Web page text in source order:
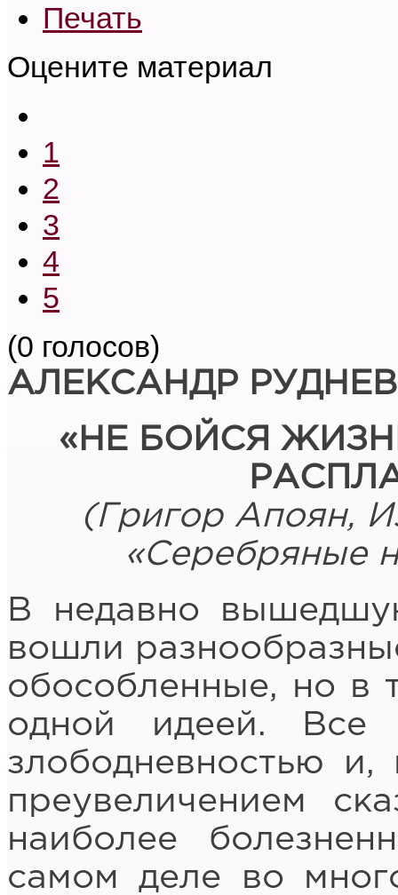
Печать
Оцените материал
1
2
3
4
5
(0 голосов)
АЛЕКСАНДР РУДНЕВ
«НЕ БОЙСЯ
(Григор Апоян,
«Серебряные
В недавно
вошли
обособленные, но в
одной идеей. Все
злободневностью
преувеличением
наиболее
самом деле во